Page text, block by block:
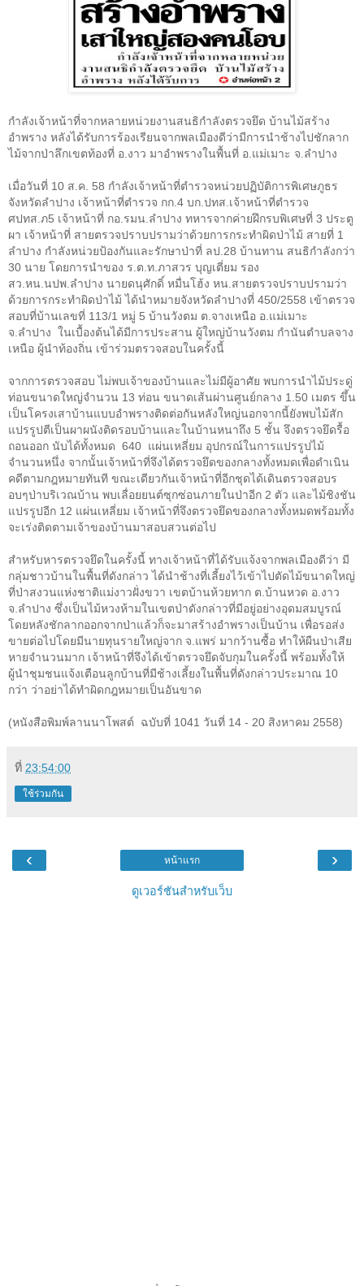
กำลังเจ้าหน้าที่จากหลายหน่วยงานสนธิกำลังตรวจยึด บ้านไม้สร้าง
อำพราง หลังได้รับการร้องเรียนจากพลเมืองดีว่ามีการนำช้างไปชักลาก
ไม้จากป่าลึกเขตท้องที่ อ.งาว มาอำพรางในพื้นที่ อ.แม่เมาะ จ.ลำปาง
เมื่อวันที่ 10 ส.ค. 58 กำลังเจ้าหน้าที่ตำรวจหน่วยปฏิบัติการพิเศษภูธร
จังหวัดลำปาง เจ้าหน้าที่ตำรวจ กก.4 บก.ปทส.เจ้าหน้าที่ตำรวจ
ศปทส.ภ5 เจ้าหน้าที่ กอ.รมน.ลำปาง ทหารจากค่ายฝึกรบพิเศษที่ 3 ประตู
ผา เจ้าหน้าที่ สายตรวจปราบปรามว่าด้วยการกระทำผิดป่าไม้ สายที่ 1
ลำปาง กำลังหน่วยป้องกันและรักษาป่าที่ ลป.28 บ้านทาน สนธิกำลังกว่า
30 นาย โดยการนำของ ร.ต.ท.ภาสวร บุญเตี่ยม รอง
สว.หน.นปพ.ลำปาง นายดนุศักดิ์ หมื่นโฮ้ง หน.สายตรวจปราบปรามว่า
ด้วยการกระทำผิดป่าไม้ ได้นำหมายจังหวัดลำปางที่ 450/2558 เข้าตรวจ
สอบที่บ้านเลขที่ 113/1 หมู่ 5 บ้านวังตม ต.จางเหนือ อ.แม่เมาะ
จ.ลำปาง ในเบื้องต้นได้มีการประสาน ผู้ใหญ่บ้านวังตม กำนันตำบลจาง
เหนือ ผู้นำท้องถิ่น เข้าร่วมตรวจสอบในครั้งนี้
จากการตรวจสอบ ไม่พบเจ้าของบ้านและไม่มีผู้อาศัย พบการนำไม้ประดู่
ท่อนขนาดใหญ่จำนวน 13 ท่อน ขนาดเส้นผ่านศูนย์กลาง 1.50 เมตร ขึ้น
เป็นโครงเสาบ้านแบบอำพรางติดต่อกันหลังใหญ่นอกจากนี้ยังพบไม้สัก
แปรรูปตีเป็นผาผนังติดรอบบ้านและในบ้านหนาถึง 5 ชั้น จึงตรวจยึดรื้อ
ถอนออก นับได้ทั้งหมด 640 แผ่นเหลี่ยม อุปกรณ์ในการแปรรูปไม้
จำนวนหนึ่ง จากนั้นเจ้าหน้าที่จึงได้ตรวจยึดของกลางทั้งหมดเพื่อดำเนิน
คดีตามกฎหมายทันที ขณะเดียวกันเจ้าหน้าที่อีกชุดได้เดินตรวจสอบร
อบๆป่าบริเวณบ้าน พบเลื่อยยนต์ซุกซ่อนภายในป่าอีก 2 ตัว และไม้ชิงชัน
แปรรูปอีก 12 แผ่นเหลี่ยม เจ้าหน้าที่จึงตรวจยึดของกลางทั้งหมดพร้อมทั้ง
จะเร่งติดตามเจ้าของบ้านมาสอบสวนต่อไป
สำหรับหารตรวจยึดในครั้งนี้ ทางเจ้าหน้าที่ได้รับแจ้งจากพลเมืองดีว่า มี
กลุ่มชาวบ้านในพื้นที่ดังกล่าว ได้นำช้างที่เลี้ยงไว้เข้าไปตัดไม้ขนาดใหญ่
ที่ป่าสงวนแห่งชาติแม่งาวฝั่งขวา เขตบ้านห้วยทาก ต.บ้านหวด อ.งาว
จ.ลำปาง ซึ่งเป็นไม้หวงห้ามในเขตป่าดังกล่าวที่มีอยู่อย่างอุดมสมบูรณ์
โดยหลังชักลากออกจากป่าแล้วก็จะมาสร้างอำพรางเป็นบ้าน เพื่อรอส่ง
ขายต่อไปโดยมีนายทุนรายใหญ่จาก จ.แพร่ มากว้านซื้อ ทำให้ผืนป่าเสีย
หายจำนวนมาก เจ้าหน้าที่จึงได้เข้าตรวจยึดจับกุมในครั้งนี้ พร้อมทั้งให้
ผู้นำชุมชนแจ้งเตือนลูกบ้านที่มีช้างเลี้ยงในพื้นที่ดังกล่าวประมาณ 10
กว่า ว่าอย่าได้ทำผิดกฎหมายเป็นอันขาด
(หนังสือพิมพ์ลานนาโพสต์ ฉบับที่ 1041 วันที่ 14 - 20 สิงหาคม 2558)
ที่ 23:54:00
ใช้ร่วมกัน
‹ ›
หน้าแรก
ดูเวอร์ชันสำหรับเว็บ